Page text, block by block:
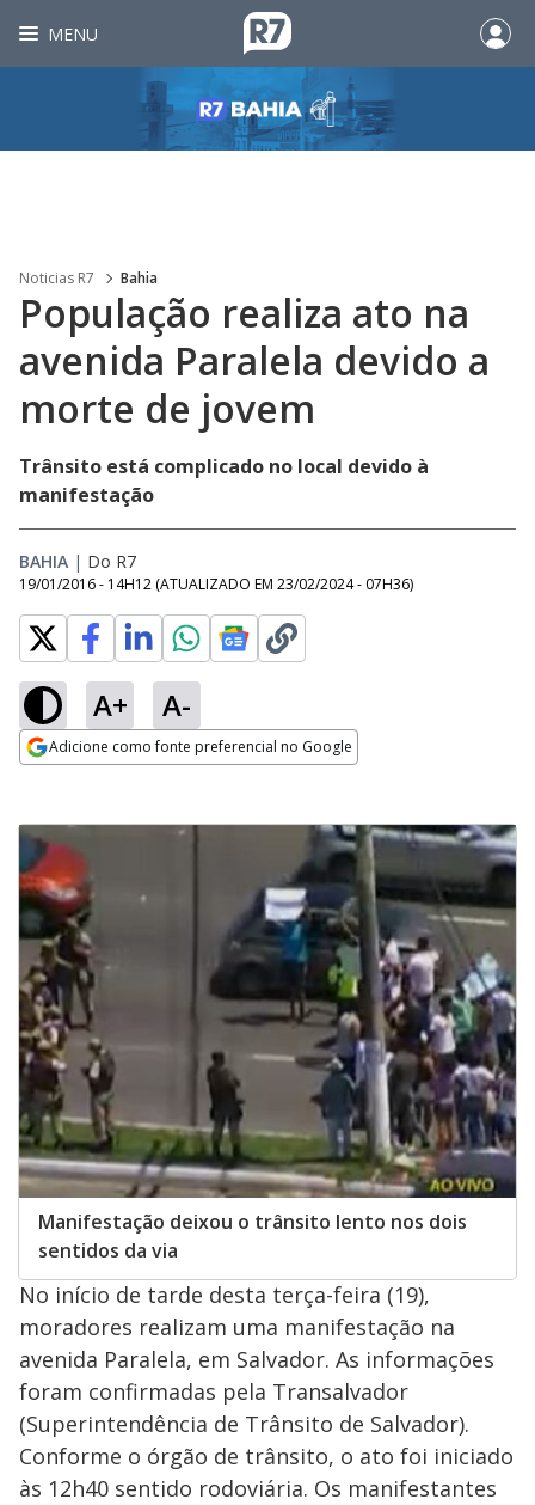
MENU
Noticias R7 Bahia
População realiza ato na
avenida Paralela devido a
morte de jovem
Trânsito está complicado no local devido à
manifestação
BAHIA | Do R7
19/01/2016 - 14H12 (ATUALIZADO EM 23/02/2024 - 07H36)
A+ A-
Adicione como fonte preferencial no Google
Manifestação deixou o trânsito lento nos dois
sentidos da via
No início de tarde desta terça-feira (19),
moradores realizam uma manifestação na
avenida Paralela, em Salvador. As informações
foram confirmadas pela Transalvador
(Superintendência de Trânsito de Salvador).
Conforme o órgão de trânsito, o ato foi iniciado
às 12h40 sentido rodoviária. Os manifestantes